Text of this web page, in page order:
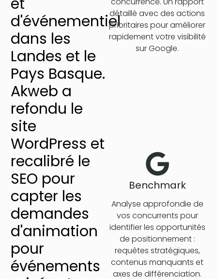
d'événementiel
dans les
Landes et le
Pays Basque.
Akweb a
refondu le
site
WordPress et
recalibré le
SEO pour
capter les
demandes
d'animation
pour
événements
détaillé avec des actions
prioritaires pour améliorer
rapidement votre visibilité
sur Google.
Benchmark
Analyse approfondie de
vos concurrents pour
identifier les opportunités
de positionnement :
requêtes stratégiques,
contenus manquants et
axes de différenciation.